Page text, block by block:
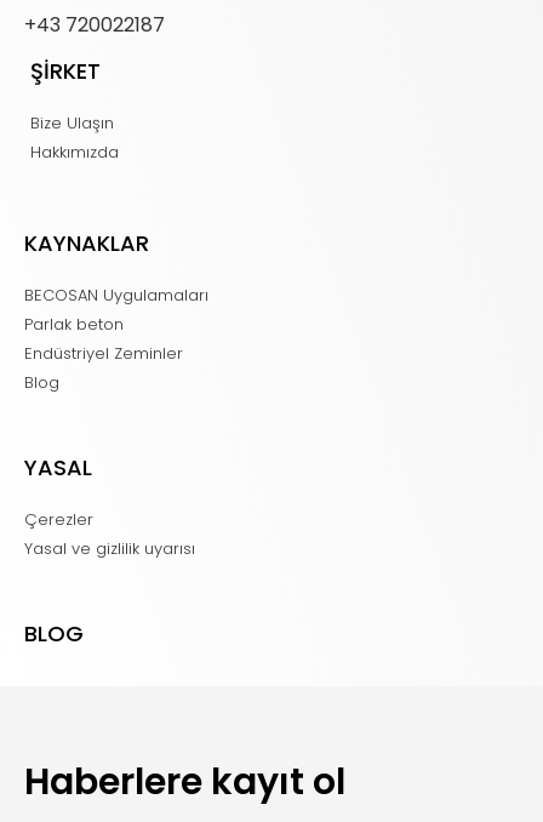
+43 720022187
ŞİRKET
Bize Ulaşın
Hakkımızda
KAYNAKLAR
BECOSAN Uygulamaları
Parlak beton
Endüstriyel Zeminler
Blog
YASAL
Çerezler
Yasal ve gizlilik uyarısı
BLOG
Haberlere kayıt ol